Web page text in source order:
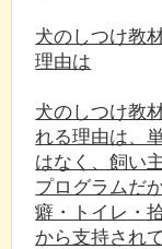
犬のしつけ教
理由は
犬のしつけ教
れる理由は、
はなく、飼い
プログラムだ
癖・トイレ・
から支持され